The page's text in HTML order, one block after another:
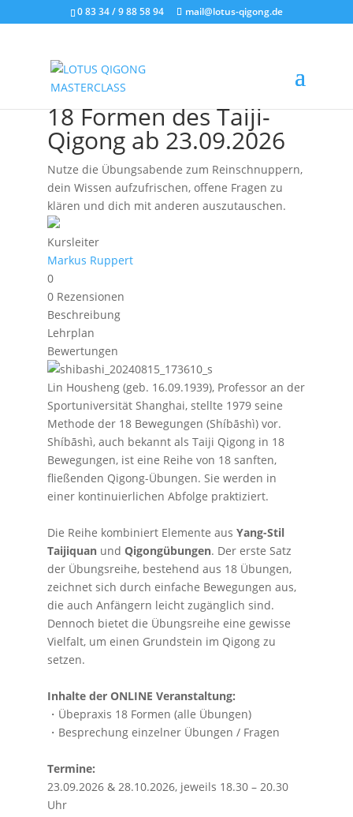
0 83 34 / 9 88 58 94 mail@lotus-qigong.de
ONLINE! Übeabend
ONLINE! Übesessions –
18 Formen des Taiji-
Qigong ab 23.09.2026
Nutze die Übungsabende zum Reinschnuppern,
dein Wissen aufzufrischen, offene Fragen zu
klären und dich mit anderen auszutauschen.
Kursleiter
Markus Ruppert
0
0 Rezensionen
Beschreibung
Lehrplan
Bewertungen
Lin Housheng (geb. 16.09.1939), Professor an der
Sportuniversität Shanghai, stellte 1979 seine
Methode der 18 Bewegungen (Shíbāshì) vor.
Shíbāshì, auch bekannt als Taiji Qigong in 18
Bewegungen, ist eine Reihe von 18 sanften,
fließenden Qigong-Übungen. Sie werden in
einer kontinuierlichen Abfolge praktiziert.
Die Reihe kombiniert Elemente aus Yang-Stil
Taijiquan und Qigongübungen. Der erste Satz
der Übungsreihe, bestehend aus 18 Übungen,
zeichnet sich durch einfache Bewegungen aus,
die auch Anfängern leicht zugänglich sind.
Dennoch bietet die Übungsreihe eine gewisse
Vielfalt, um einen Grundstein im Qigong zu
setzen.
Inhalte der ONLINE Veranstaltung:
・Übepraxis 18 Formen (alle Übungen)
・Besprechung einzelner Übungen / Fragen
Termine:
23.09.2026 & 28.10.2026, jeweils 18.30 – 20.30
Uhr